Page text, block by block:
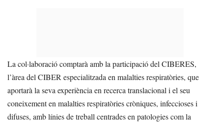
La col·laboració comptarà amb la participació del CIBERES,
l’àrea del CIBER especialitzada en malalties respiratòries, que
aportarà la seva experiència en recerca translacional i el seu
coneixement en malalties respiratòries cròniques, infeccioses i
difuses, amb línies de treball centrades en patologies com la